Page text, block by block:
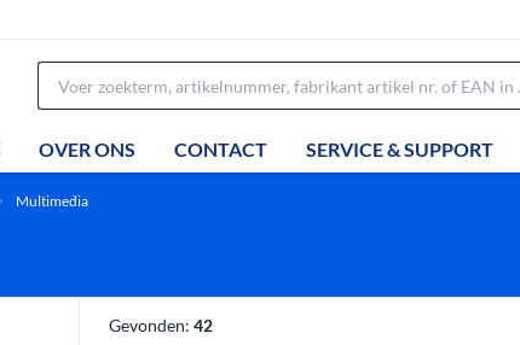
OVER ONS CONTACT SERVICE & SUPPORT
Multimedia
Gevonden: 42